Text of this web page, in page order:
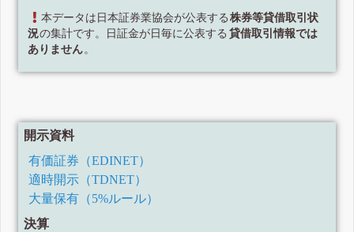
本データは日本証券業協会が公表する 株券等貸借取引状
況の集計です。日証金が日毎に公表する 貸借取引情報では
ありません 。
開示資料
有価証券（EDINET）
適時開示（TDNET）
大量保有（5%ルール）
決算